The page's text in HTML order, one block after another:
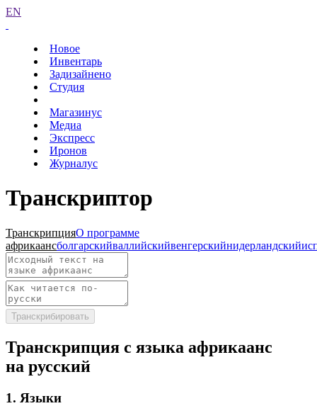
EN
Новое
Инвентарь
Задизайнено
Студия
Магазинус
Медиа
Экспресс
Иронов
Журналус
Транскриптор
ТранскрипцияО программе
африкаансболгарскийваллийскийвенгерскийнидерландский
Транскрибировать
Транскрипция с языка африкаанс
на русский
1. Языки